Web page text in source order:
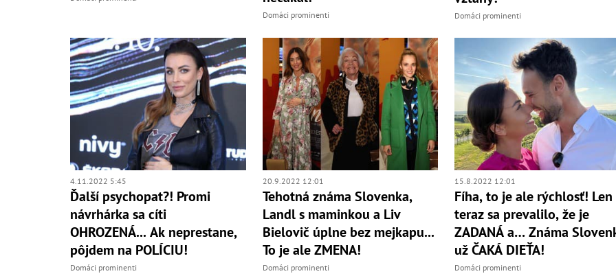
Domáci prominenti Domáci prominenti
4.11.2022 5:45
Ďalší psychopat?! Promi
návrhárka sa cíti
OHROZENÁ... Ak neprestane,
pôjdem na POLÍCIU!
Domáci prominenti
20.9.2022 12:01
Tehotná známa Slovenka,
Landl s maminkou a Liv
Bielovič úplne bez mejkapu...
To je ale ZMENA!
Domáci prominenti
15.8.2022 12:01
Fíha, to je ale rýchlosť! Len
teraz sa prevalilo, že je
ZADANÁ a… Známa
už ČAKÁ DIEŤA!
Domáci prominenti